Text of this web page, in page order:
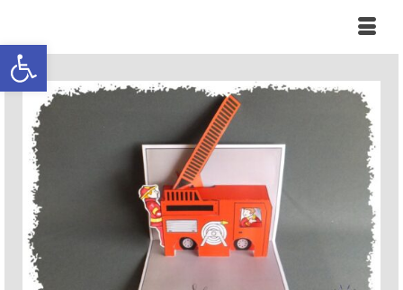
Ouvrir la barre d’outils